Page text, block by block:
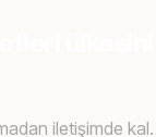
iletişimde kal.